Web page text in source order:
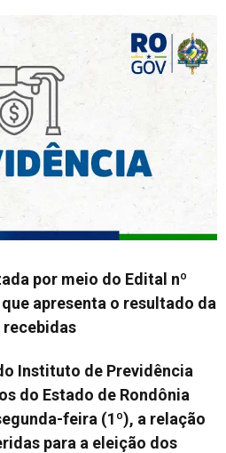
por meio do Edital nº
que apresenta o resultado da
recebidas
Instituto de Previdência
do Estado de Rondônia
feira (1º), a relação
para a eleição dos